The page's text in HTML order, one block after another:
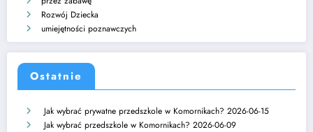
Rozwój Dziecka
umiejętności poznawczych
Ostatnie
Jak wybrać prywatne przedszkole w Komornikach? 2026-06-15
Jak wybrać przedszkole w Komornikach? 2026-06-09